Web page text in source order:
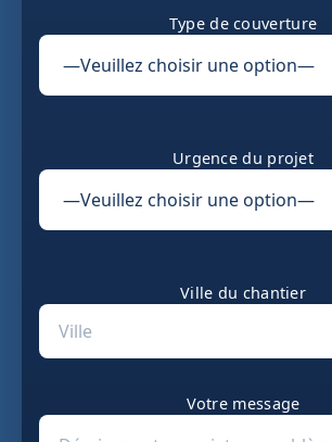
Type de couverture
Urgence du projet
Ville du chantier
Votre message